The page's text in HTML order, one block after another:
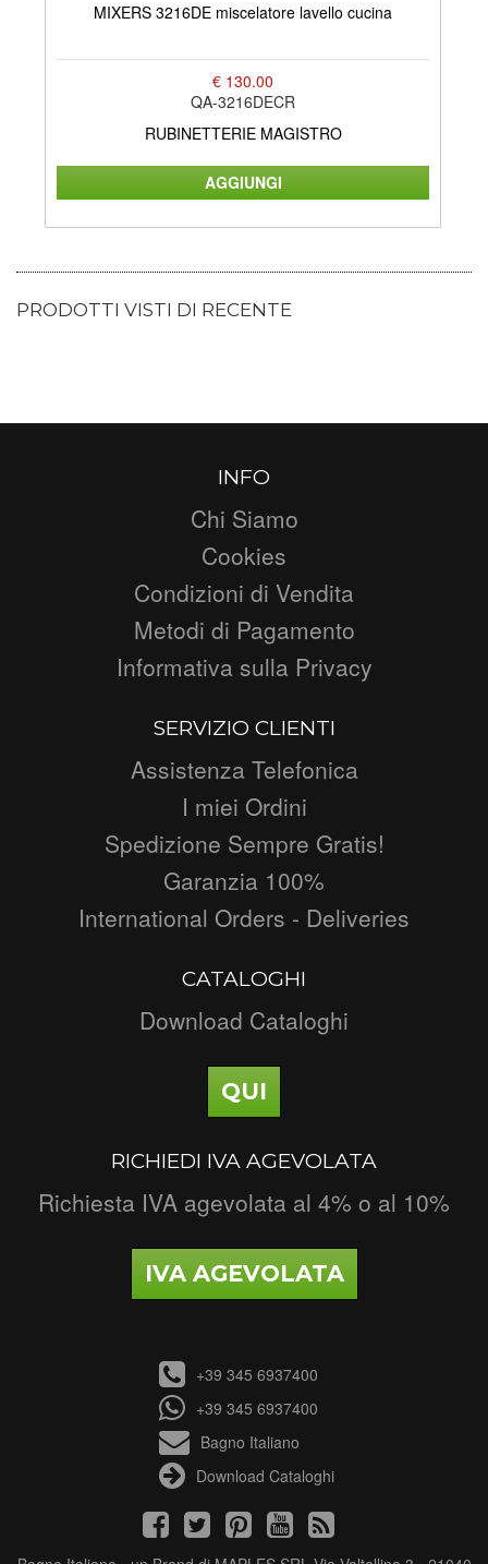
MIXERS 3216DE miscelatore lavello cucina
€ 130.00
QA-3216DECR
RUBINETTERIE MAGISTRO
PRODOTTI VISTI DI RECENTE
INFO
Chi Siamo
Cookies
Condizioni di Vendita
Metodi di Pagamento
Informativa sulla Privacy
SERVIZIO CLIENTI
Assistenza Telefonica
I miei Ordini
Spedizione Sempre Gratis!
Garanzia 100%
International Orders - Deliveries
CATALOGHI
Download Cataloghi
QUI
RICHIEDI IVA AGEVOLATA
Richiesta IVA agevolata al 4% o al 10%
IVA AGEVOLATA
+39 345 6937400
+39 345 6937400
Bagno Italiano
Download Cataloghi